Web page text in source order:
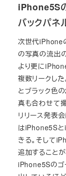
iPhone5S
バックパ
次世代iPhone
の写真の流出
より更に
複数リークし
とブラック色
真も合わせて
リリース発表
はiPhone5S
きる。そして
追加すること
iPhone5Sのゴ